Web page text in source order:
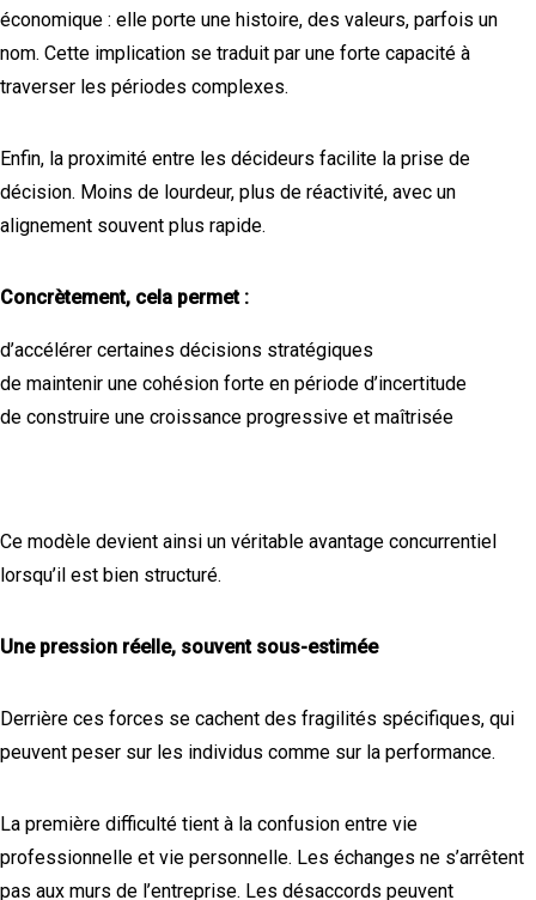
économique : elle porte une histoire, des valeurs, parfois un
nom. Cette implication se traduit par une forte capacité à
traverser les périodes complexes.
Enfin, la proximité entre les décideurs facilite la prise de
décision. Moins de lourdeur, plus de réactivité, avec un
alignement souvent plus rapide.
Concrètement, cela permet :
d’accélérer certaines décisions stratégiques
de maintenir une cohésion forte en période d’incertitude
de construire une croissance progressive et maîtrisée
Ce modèle devient ainsi un véritable avantage concurrentiel
lorsqu’il est bien structuré.
Une pression réelle, souvent sous-estimée
Derrière ces forces se cachent des fragilités spécifiques, qui
peuvent peser sur les individus comme sur la performance.
La première difficulté tient à la confusion entre vie
professionnelle et vie personnelle. Les échanges ne s’arrêtent
pas aux murs de l’entreprise. Les désaccords peuvent